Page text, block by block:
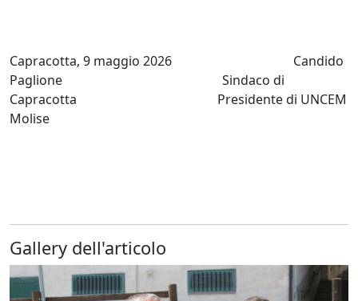
Capracotta, 9 maggio 2026 Candido
Paglione Sindaco di
Capracotta Presidente di UNCEM
Molise
Gallery dell'articolo